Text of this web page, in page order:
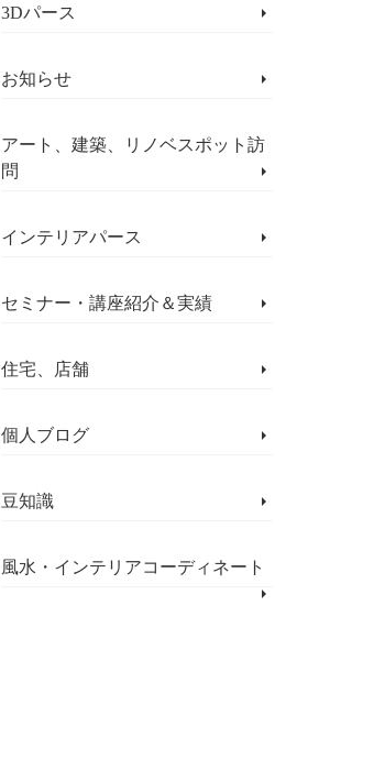
3Dパース
お知らせ
アート、建築、リノベスポット訪
問
インテリアパース
セミナー・講座紹介＆実績
住宅、店舗
個人ブログ
豆知識
風水・インテリアコーディネート